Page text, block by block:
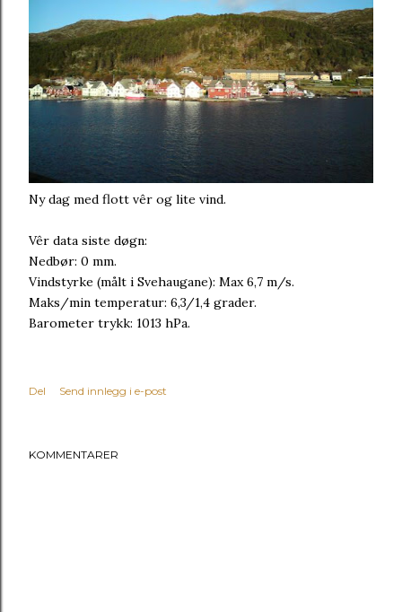
Ny dag med flott vêr og lite vind.
Vêr data siste døgn:
Nedbør: 0 mm.
Vindstyrke (målt i Svehaugane): Max 6,7 m/s.
Maks/min temperatur: 6,3/1,4 grader.
Barometer trykk: 1013 hPa.
Del Send innlegg i e-post
KOMMENTARER